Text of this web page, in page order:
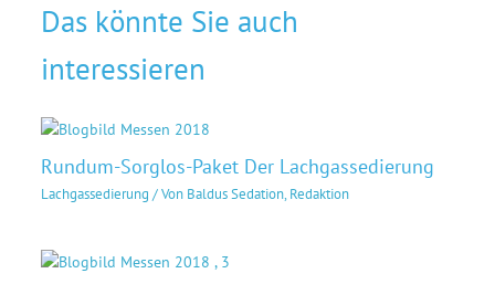
Das könnte Sie auch
interessieren
Rund­um-Sorg­los-Pa­ket Der Lachgassedierung
Lachgassedierung / Von Baldus Sedation, Redaktion